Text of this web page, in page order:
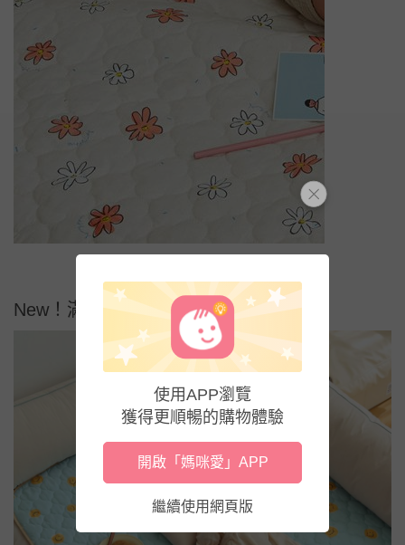
New！滿滿微笑臉(湖綠)
使用APP瀏覽
獲得更順暢的購物體驗
開啟「媽咪愛」APP
繼續使用網頁版